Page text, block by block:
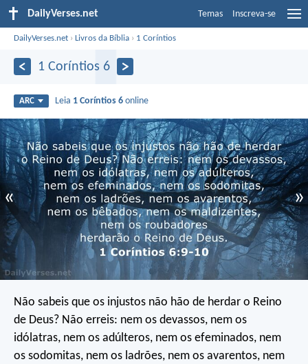
DailyVerses.net Temas Inscreva-se
DailyVerses.net ›Livros da Bíblia › 1 Coríntios
1 Coríntios 6
ARC Leia 1 Coríntios 6 online
« »
Não sabeis que os injustos não hão de herdar o Reino
de Deus? Não erreis: nem os devassos, nem os
idólatras, nem os adúlteros, nem os efeminados, nem
os sodomitas, nem os ladrões, nem os avarentos, nem